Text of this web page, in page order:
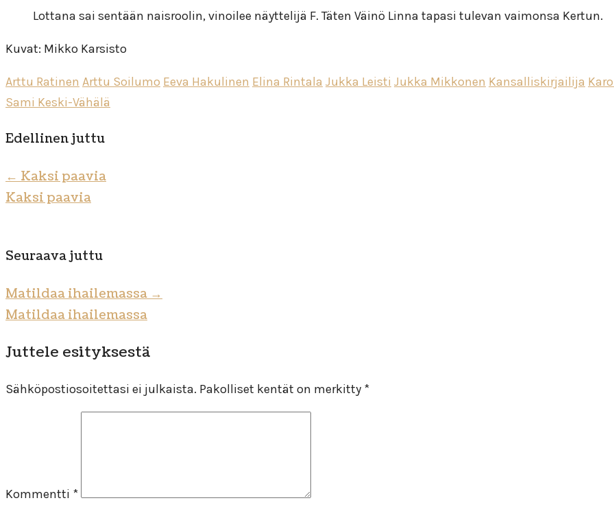
Lottana sai sentään naisroolin, vinoilee näyttelijä F. Täten Väinö Linna tapasi tulevan vaimonsa Kertun.
Kuvat: Mikko Karsisto
Arttu Ratinen Arttu Soilumo Eeva Hakulinen Elina Rintala Jukka Leisti Jukka Mikkonen Kansalliskirjailija
Sami Keski-Vähälä
Edellinen juttu
← Kaksi paavia
Kaksi paavia
Seuraava juttu
Matildaa ihailemassa →
Matildaa ihailemassa
Juttele esityksestä
Sähköpostiosoitettasi ei julkaista. Pakolliset kentät on merkitty *
Kommentti *